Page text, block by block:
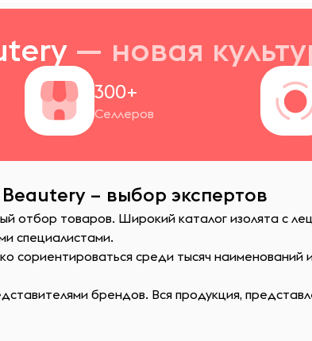
— новая
300+
Селлеров
– выбор экспертов
отбор товаров. Широкий каталог изолята с
специалистами.
сориентироваться среди тысяч
брендов. Вся продукция,